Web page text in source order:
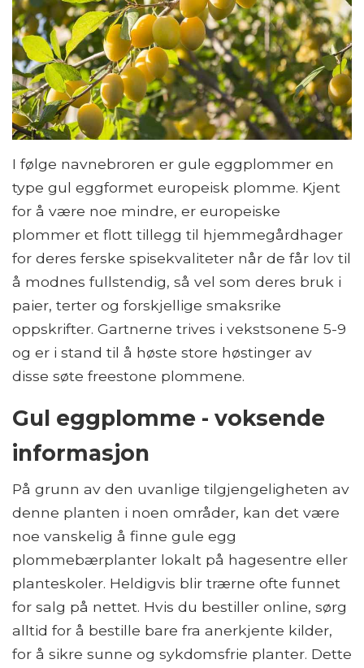
I følge navnebroren er gule eggplommer en
type gul eggformet europeisk plomme. Kjent
for å være noe mindre, er europeiske
plommer et flott tillegg til hjemmegårdhager
for deres ferske spisekvaliteter når de får lov til
å modnes fullstendig, så vel som deres bruk i
paier, terter og forskjellige smaksrike
oppskrifter. Gartnerne trives i vekstsonene 5-9
og er i stand til å høste store høstinger av
disse søte freestone plommene.
Gul eggplomme - voksende
informasjon
På grunn av den uvanlige tilgjengeligheten av
denne planten i noen områder, kan det være
noe vanskelig å finne gule egg
plommebærplanter lokalt på hagesentre eller
planteskoler. Heldigvis blir trærne ofte funnet
for salg på nettet. Hvis du bestiller online, sørg
alltid for å bestille bare fra anerkjente kilder,
for å sikre sunne og sykdomsfrie planter. Dette